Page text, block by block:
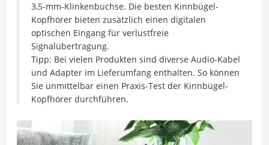
3,5-mm-Klinkenbuchse. Die besten Kinnbügel-
Kopfhörer bieten zusätzlich einen digitalen
optischen Eingang für verlustfreie
Signalübertragung.
Tipp: Bei vielen Produkten sind diverse Audio-Kabel
und Adapter im Lieferumfang enthalten. So können
Sie unmittelbar einen Praxis-Test der Kinnbügel-
Kopfhörer durchführen.